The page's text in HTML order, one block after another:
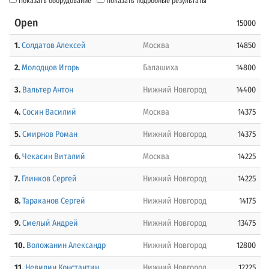
Open 15000
1.Солдатов Алексей Москва 14850
2.Молодцов Игорь Балашиха 14800
3. Вальтер Антон Нижний Новгород 14400
4.Сосин Василий Москва 14375
5.Смирнов Роман Нижний Новгород 14375
6.Чекасин Виталий Москва 14225
7. Глинков Сергей Нижний Новгород 14225
8.Тараканов Сергей Нижний Новгород 14175
9.Смелый Андрей Нижний Новгород 13475
10. Воложанин Александр Нижний Новгород 12800